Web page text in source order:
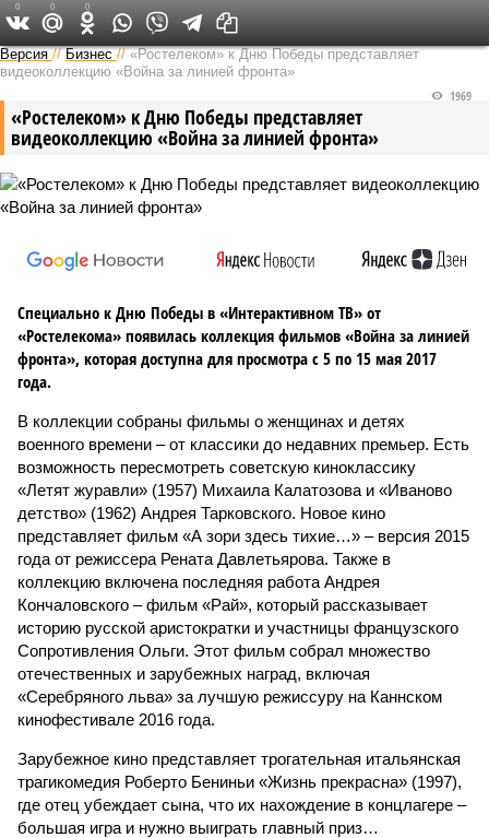
Версия в Саратове
Версия //Бизнес //«Ростелеком» к Дню Победы представляет
видеоколлекцию «Война за линией фронта»
«Ростелеком» к Дню Победы представляет
видеоколлекцию «Война за линией фронта»
1969
Специально к Дню Победы в «Интерактивном ТВ» от
«Ростелекома» появилась коллекция фильмов «Война за линией
фронта», которая доступна для просмотра с 5 по 15 мая 2017
года.
В коллекции собраны фильмы о женщинах и детях
военного времени – от классики до недавних премьер. Есть
возможность пересмотреть советскую киноклассику
«Летят журавли» (1957) Михаила Калатозова и «Иваново
детство» (1962) Андрея Тарковского. Новое кино
представляет фильм «А зори здесь тихие…» – версия 2015
года от режиссера Рената Давлетьярова. Также в
коллекцию включена последняя работа Андрея
Кончаловского – фильм «Рай», который рассказывает
историю русской аристократки и участницы французского
Сопротивления Ольги. Этот фильм собрал множество
отечественных и зарубежных наград, включая
«Серебряного льва» за лучшую режиссуру на Каннском
кинофестивале 2016 года.
Зарубежное кино представляет трогательная итальянская
трагикомедия Роберто Бениньи «Жизнь прекрасна» (1997),
где отец убеждает сына, что их нахождение в концлагере –
большая игра и нужно выиграть главный приз…
0 0 0